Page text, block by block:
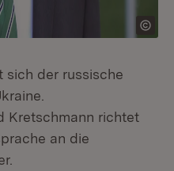
sich der russische
Kretschmann richtet
an die